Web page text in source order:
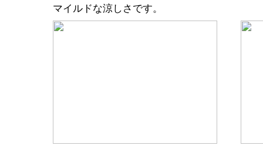
マイルドな涼しさです。